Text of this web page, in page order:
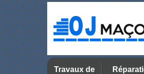
Travaux de